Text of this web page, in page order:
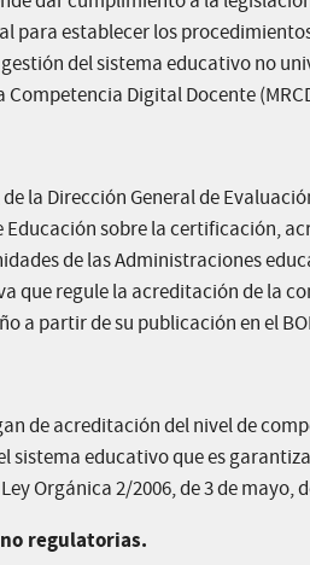
para establecer los
del sistema educativo no
Digital Docente
la Dirección General de
Educación sobre la certificación,
de las Administraciones
que regule la acreditación de la
a partir de su publicación en el
de acreditación del nivel de
sistema educativo que es
Orgánica 2/2006, de 3 de mayo,
regulatorias.